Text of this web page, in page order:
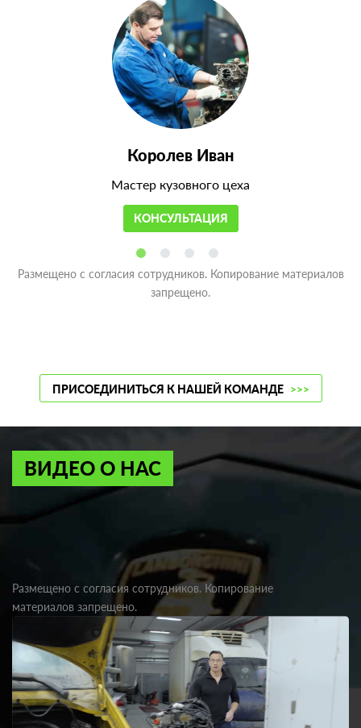
Королев Иван
Мастер кузовного цеха
КОНСУЛЬТАЦИЯ
Размещено с согласия сотрудников. Копирование материалов
запрещено.
ПРИСОЕДИНИТЬСЯ К НАШЕЙ КОМАНДЕ >>>
ВИДЕО О НАС
Размещено с согласия сотрудников. Копирование
материалов запрещено.